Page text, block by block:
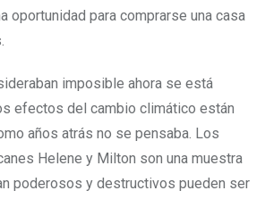
oportunidad para comprarse una casa
imposible ahora se está
efectos del cambio climático están
años atrás no se pensaba. Los
Helene y Milton son una muestra
poderosos y destructivos pueden ser